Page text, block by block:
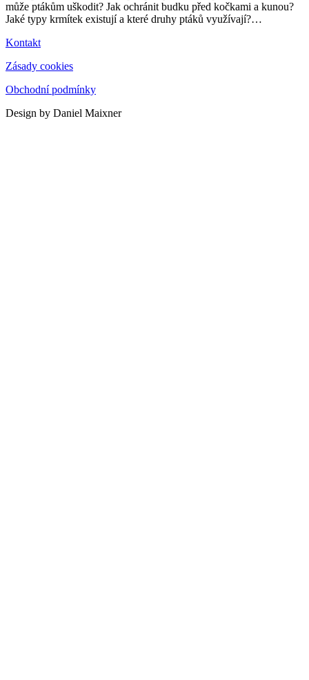
může ptákům uškodit? Jak ochránit budku před kočkami a kunou?
Jaké typy krmítek existují a které druhy ptáků využívají?…
Kontakt
Zásady cookies
Obchodní podmínky
Design by Daniel Maixner